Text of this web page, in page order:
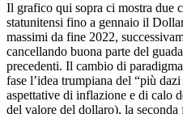
Il grafico qui sopra ci mostra due
statunitensi fino a gennaio il
massimi da fine 2022,
cancellando buona parte del
precedenti. Il cambio di
fase l’idea trumpiana del “più
aspettative di inflazione e di calo
del valore del dollaro), la seconda